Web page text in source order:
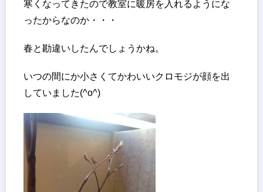
寒くなってきたので教室に暖房を入れるようにな
ったからなのか・・・
春と勘違いしたんでしょうかね。
いつの間にか小さくてかわいいクロモジが顔を出
していました(^o^)